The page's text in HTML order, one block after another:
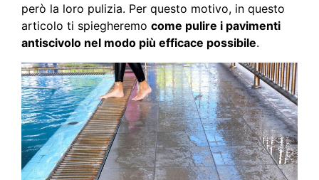
però la loro pulizia. Per questo motivo, in questo
articolo ti spiegheremo come pulire i pavimenti
antiscivolo nel modo più efficace possibile.